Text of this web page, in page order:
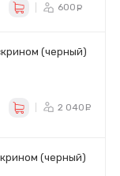
600
(черный)
2 040
(черный)